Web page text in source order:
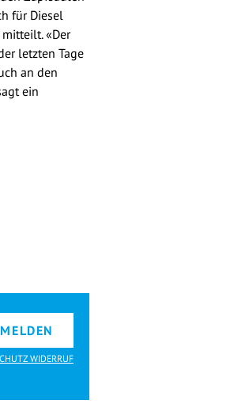
für Diesel
mitteilt. «Der
letzten Tage
an den
ein
WIDERRUF